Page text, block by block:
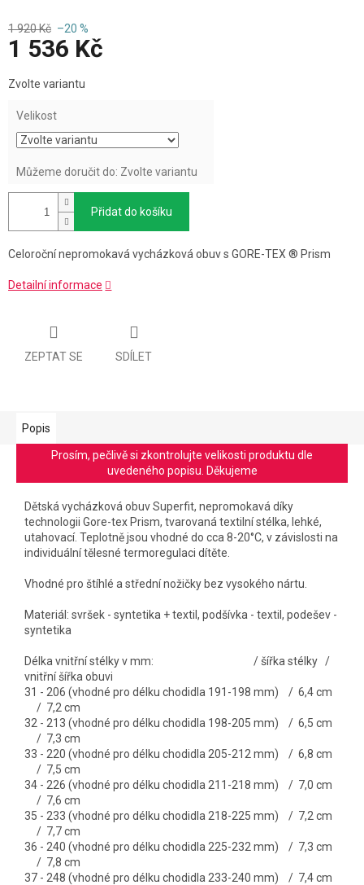
1 920 Kč –20 %
1 536 Kč
cena:
Zvolte variantu
Velikost
Můžeme doručit do: Zvolte variantu
Přidat do košíku
Celoroční nepromokavá vycházková obuv s GORE-TEX ® Prism
Detailní informace
ZEPTAT SE SDÍLET
Popis
Prosím, pečlivě si zkontrolujte velikosti produktu dle
uvedeného popisu. Děkujeme
Dětská vycházková obuv Superfit, nepromokavá díky
technologii Gore-tex Prism, tvarovaná textilní stélka, lehké,
utahovací. Teplotně jsou vhodné do cca 8-20°C, v závislosti na
individuální tělesné termoregulaci dítěte.
Vhodné pro štíhlé a střední nožičky bez vysokého nártu.
Materiál: svršek - syntetika + textil, podšívka - textil, podešev -
syntetika
Délka vnitřní stélky v mm: / šířka stélky /
vnitřní šířka obuvi
31 - 206 (vhodné pro délku chodidla 191-198 mm) / 6,4 cm
/ 7,2 cm
32 - 213 (vhodné pro délku chodidla 198-205 mm) / 6,5 cm
/ 7,3 cm
33 - 220 (vhodné pro délku chodidla 205-212 mm) / 6,8 cm
/ 7,5 cm
34 - 226 (vhodné pro délku chodidla 211-218 mm) / 7,0 cm
/ 7,6 cm
35 - 233 (vhodné pro délku chodidla 218-225 mm) / 7,2 cm
/ 7,7 cm
36 - 240 (vhodné pro délku chodidla 225-232 mm) / 7,3 cm
/ 7,8 cm
37 - 248 (vhodné pro délku chodidla 233-240 mm) / 7,4 cm